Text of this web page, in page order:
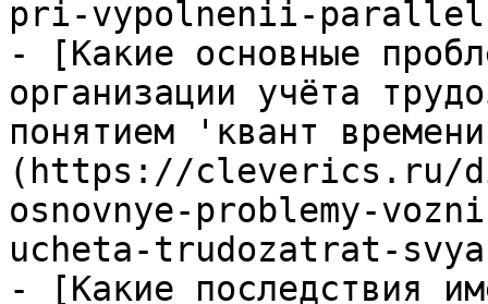
pri-vypolnenii-
- [Какие основные
организации учёта
понятием 'квант
(https://cleverics.ru/
osnovnye-problemy-
ucheta-trudozatrat-
- [Какие последствия